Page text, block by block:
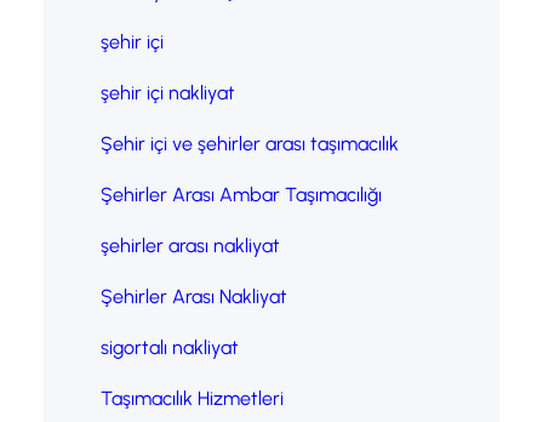
şehir içi
şehir içi nakliyat
Şehir içi ve şehirler arası taşımacılık
Şehirler Arası Ambar Taşımacılığı
şehirler arası nakliyat
Şehirler Arası Nakliyat
sigortalı nakliyat
Taşımacılık Hizmetleri